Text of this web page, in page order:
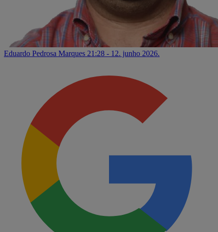
Eduardo Pedrosa Marques 21:28 - 12. junho 2026.